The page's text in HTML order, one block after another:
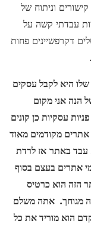
וניתוח של
עבדתי קשה על
דקרפשיינים פחות
היא לקבל עסקים
הנה אני מקום
עסקיות כן קונים
מקודמים מאוד
עבד באתר אז לרדת
אתרים בעצם בסוף
הזה הוא כרטיס
מגוחך. אתה משלם
הוא מוריד את כל